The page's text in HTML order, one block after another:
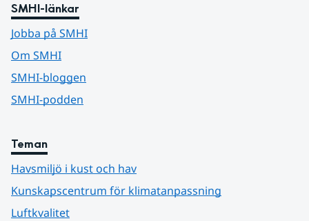
SMHI-länkar
Jobba på SMHI
Om SMHI
SMHI-bloggen
SMHI-podden
Teman
Havsmiljö i kust och hav
Kunskapscentrum för klimatanpassning
Luftkvalitet